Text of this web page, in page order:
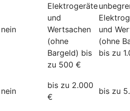
nein
Elektrogeräte
und
Wertsachen
(ohne
Bargeld) bis
zu 500 €
und
(ohne
bis zu
nein
bis zu 2.000
€
bis zu